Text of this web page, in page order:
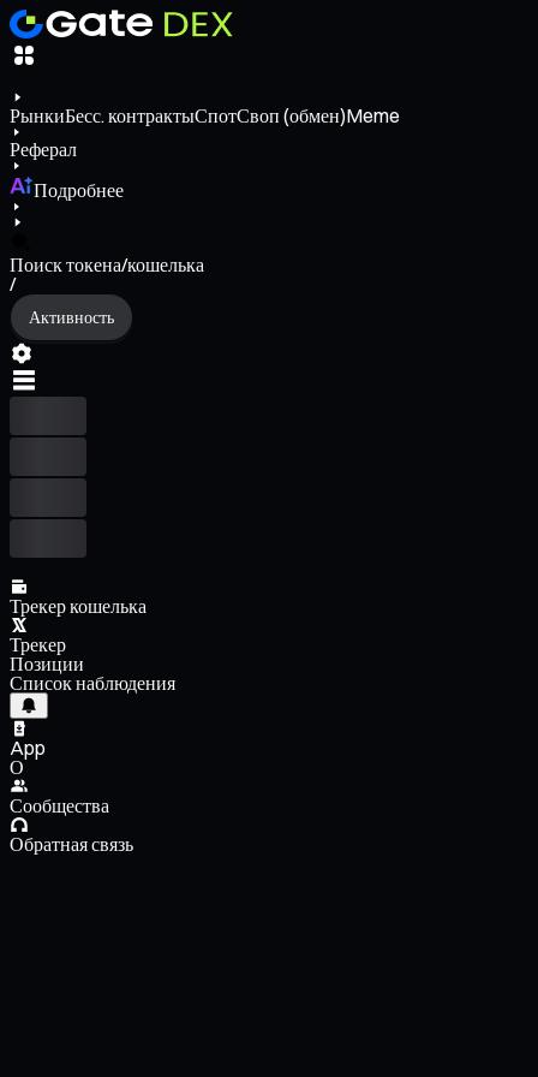
РынкиБесс. контрактыСпотСвоп (обмен)Meme
Реферал
Подробнее
Поиск токена/кошелька
/
Активность
Трекер кошелька
Трекер
Позиции
Список наблюдения
App
О
Сообщества
Обратная связь